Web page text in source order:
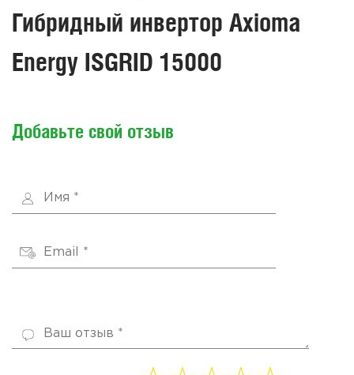
Гибридный инвертор Axioma
Energy ISGRID 15000
Добавьте свой отзыв